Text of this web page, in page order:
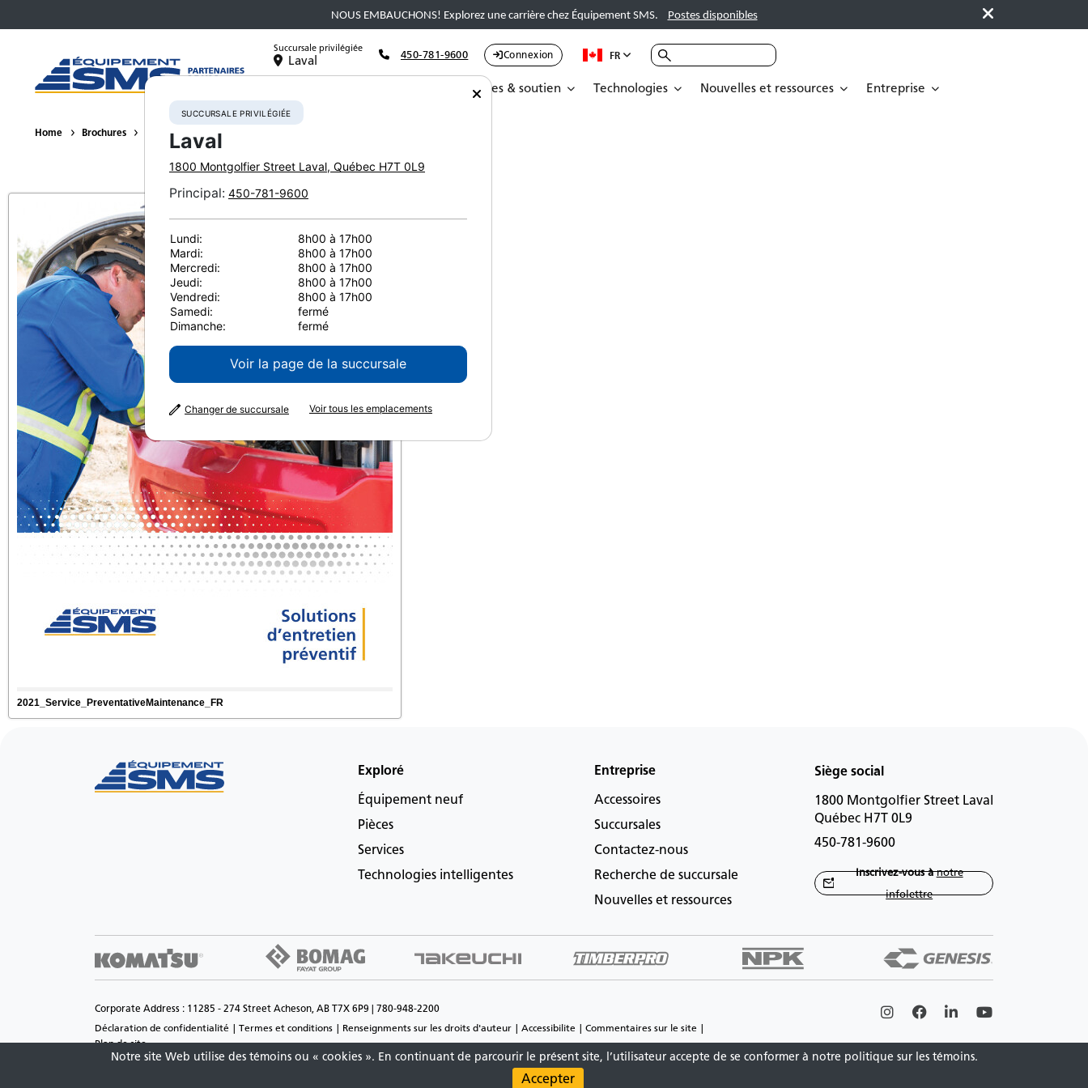
NOUS EMBAUCHONS! Explorez une carrière chez Équipement SMS. Postes disponibles
Succursale privilégiée
Laval 450-781-9600 Connexion FR
Services & soutien Technologies Nouvelles et ressources Entreprise
Home Brochures Solutions d'entretien preventif
2021_Service_PreventativeMaintenance_FR
Exploré
Équipement neuf
Pièces
Services
Technologies intelligentes
Entreprise
Accessoires
Succursales
Contactez-nous
Recherche de succursale
Nouvelles et ressources
Siège social
1800 Montgolfier Street Laval
Québec H7T 0L9
450-781-9600
Inscrivez-vous ànotre
infolettre
Corporate Address : 11285 - 274 Street Acheson, AB T7X 6P9 | 780-948-2200
Déclaration de confidentialité Termes et conditions Renseignments sur les droits d'auteur Accessibilite
Commentaires sur le site
Plan de site
Copyright © 2026 Équipement SMS Inc Tous droits réservés. Matériaux et spécifications sont sujets à changement sans préavis.
InstagramFacebook
LinkedinYoutube
Notre site Web utilise des témoins ou « cookies ». En continuant de parcourir le présent site, l’utilisateur accepte de se conformer à notre politique sur les témoins.
SUCCURSALE PRIVILÉGIÉE
Laval
1800 Montgolfier Street Laval, Québec H7T 0L9
Principal: 450-781-9600
Lundi:
8h00 à 17h00
Mardi:
8h00 à 17h00
Mercredi:
8h00 à 17h00
Jeudi:
8h00 à 17h00
Vendredi:
8h00 à 17h00
Samedi:
fermé
Dimanche:
fermé
Voir la page de la succursale
Changer de succursale Voir tous les emplacements